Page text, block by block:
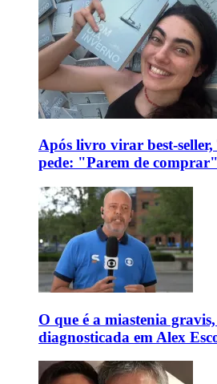
Após livro virar best-
pede: "Parem de comprar"
O que é a miastenia
diagnosticada em Alex